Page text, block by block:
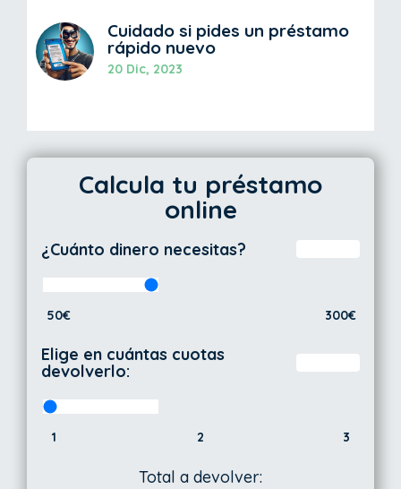
Cuidado si pides un préstamo
rápido nuevo
20 Dic, 2023
Calcula tu préstamo
online
¿Cuánto dinero necesitas?
50€ 300€
Elige en cuántas cuotas
devolverlo:
1 2 3
Total a devolver: